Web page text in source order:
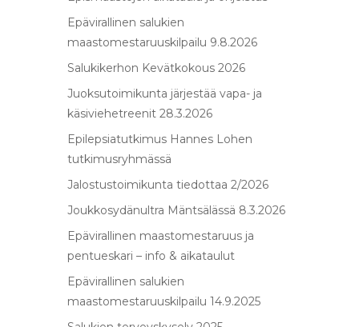
Epävirallinen salukien
maastomestaruuskilpailu 9.8.2026
Salukikerhon Kevätkokous 2026
Juoksutoimikunta järjestää vapa- ja
käsiviehetreenit 28.3.2026
Epilepsiatutkimus Hannes Lohen
tutkimusryhmässä
Jalostustoimikunta tiedottaa 2/2026
Joukkosydänultra Mäntsälässä 8.3.2026
Epävirallinen maastomestaruus ja
pentueskari – info & aikataulut
Epävirallinen salukien
maastomestaruuskilpailu 14.9.2025